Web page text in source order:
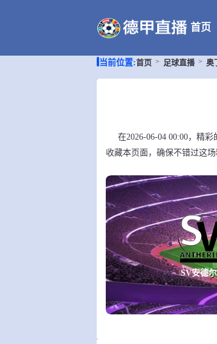
首页
当前位置:首页 足球直播 奥
在2026-06-04 00:00，精
收藏本页面，确保不错过这场
SV安德